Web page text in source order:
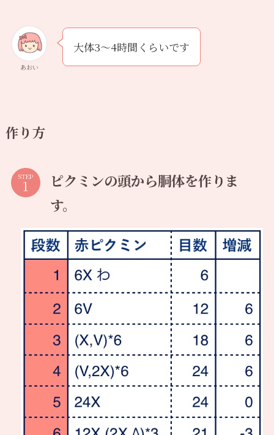
あおい
大体3〜4時間くらいです
作り方
STEP
ピクミンの頭から胴体を作りま
す。